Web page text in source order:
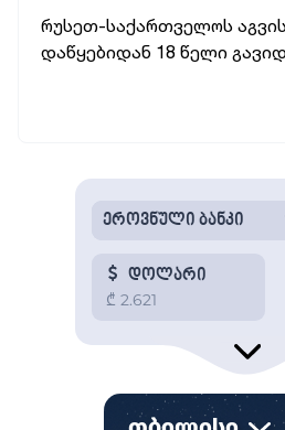
რუსეთ-საქართველოს
დაწყებიდან 18 წელი